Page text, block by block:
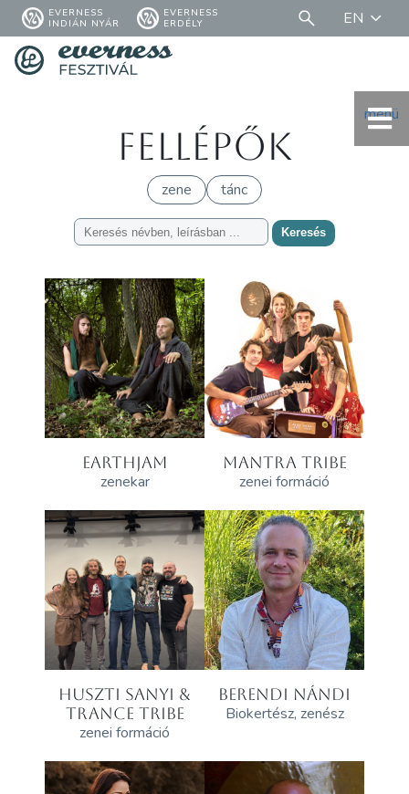
EVERNESS
INDIÁN NYÁR
EVERNESS
ERDÉLY
EN
menü
Fellépők
zene tánc
Keresés
EARTHJAM
zenekar
MANTRA TRIBE
zenei formáció
HUSZTI SANYI &
TRANCE TRIBE
zenei formáció
BERENDI NÁNDI
Biokertész, zenész